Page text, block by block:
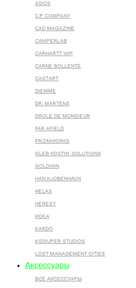
ASICS
C.P. COMPANY
CAD MAGAZINE
CAMPERLAB
CARHARTT WIP
CARNE BOLLENTE
CASTART
DIEMME
DR. MARTENS
DROLE DE MONSIEUR
FAR AFIELD
FRIZMWORKS
GLEB KOSTIN .SOLUTIONS
GOLDWIN
HAN KJOBENHAVN
HELAS
HERESY
HOKA
KARDO
KIDSUPER STUDIOS
LOST MANAGEMENT CITIES
Аксессуары
ВСЕ AКСЕССУАРЫ